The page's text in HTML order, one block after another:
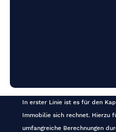
In erster Linie ist es für den
Immobilie sich rechnet. Hierzu
umfangreiche Berechnungen